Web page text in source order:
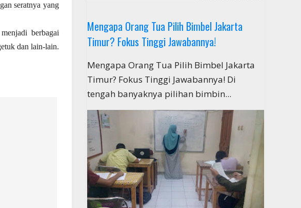
seratnya yang
berbagai
dan lain-lain.
Mengapa Orang Tua Pilih Bimbel Jakarta
Timur? Fokus Tinggi Jawabannya!
Mengapa Orang Tua Pilih Bimbel Jakarta
Timur? Fokus Tinggi Jawabannya! Di
tengah banyaknya pilihan bimbin...